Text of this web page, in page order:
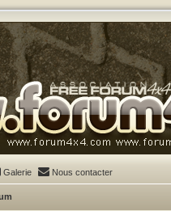
Galerie Nous contacter